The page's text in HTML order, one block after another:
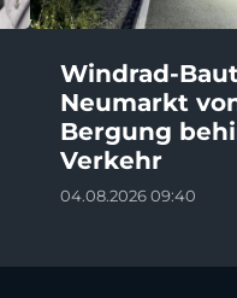
Windrad-
Neumarkt
Bergung
Verkehr
04.08.2026 09:40